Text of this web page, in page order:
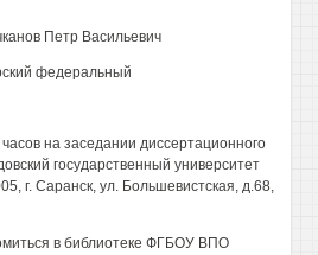
Петр Васильевич
федеральный
на заседании диссертационного
государственный университет
г. Саранск, ул. Большевистская, д.68,
в библиотеке ФГБОУ ВПО